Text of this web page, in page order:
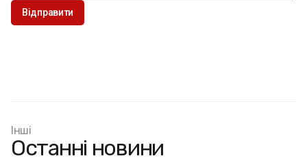
Інші
Останні новини